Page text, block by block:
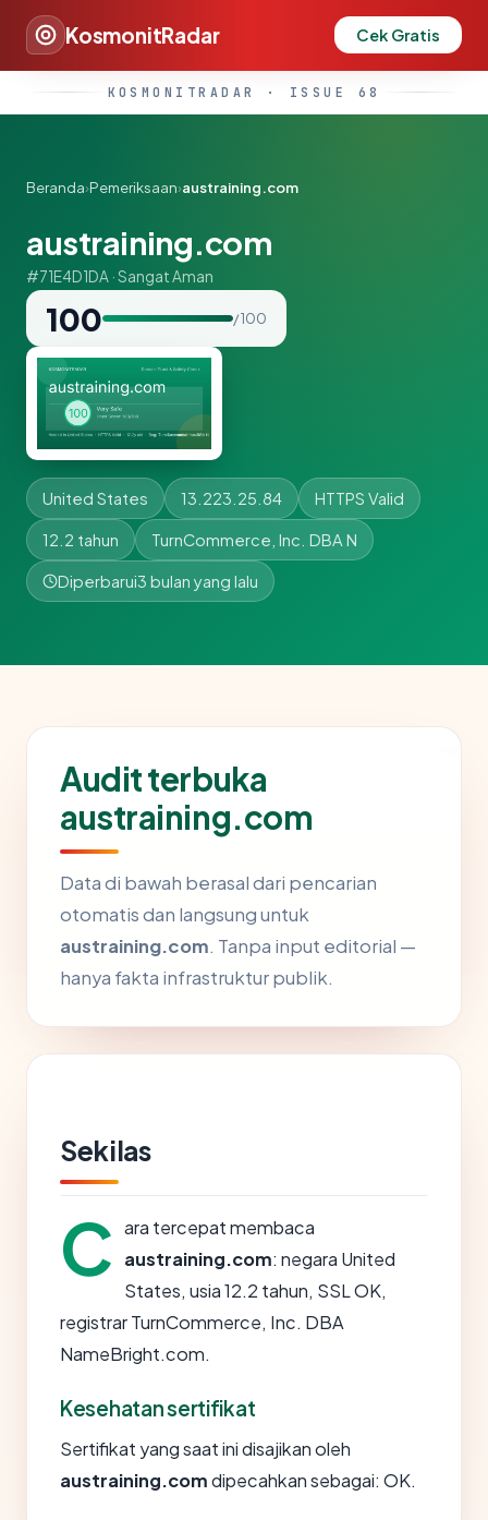
KosmonitRadar Cek Gratis
KOSMONITRADAR · ISSUE 68
Beranda›Pemeriksaan›austraining.com
austraining.com
#71E4D1DA · Sangat Aman
100 / 100
United States 13.223.25.84 HTTPS Valid
12.2 tahun TurnCommerce, Inc. DBA N
Diperbarui3 bulan yang lalu
Audit terbuka
austraining.com
Data di bawah berasal dari pencarian
otomatis dan langsung untuk
austraining.com. Tanpa input editorial —
hanya fakta infrastruktur publik.
Sekilas
C ara tercepat membaca
austraining.com: negara United
States, usia 12.2 tahun, SSL OK,
registrar TurnCommerce, Inc. DBA
NameBright.com.
Kesehatan sertifikat
Sertifikat yang saat ini disajikan oleh
austraining.comdipecahkan sebagai: OK.